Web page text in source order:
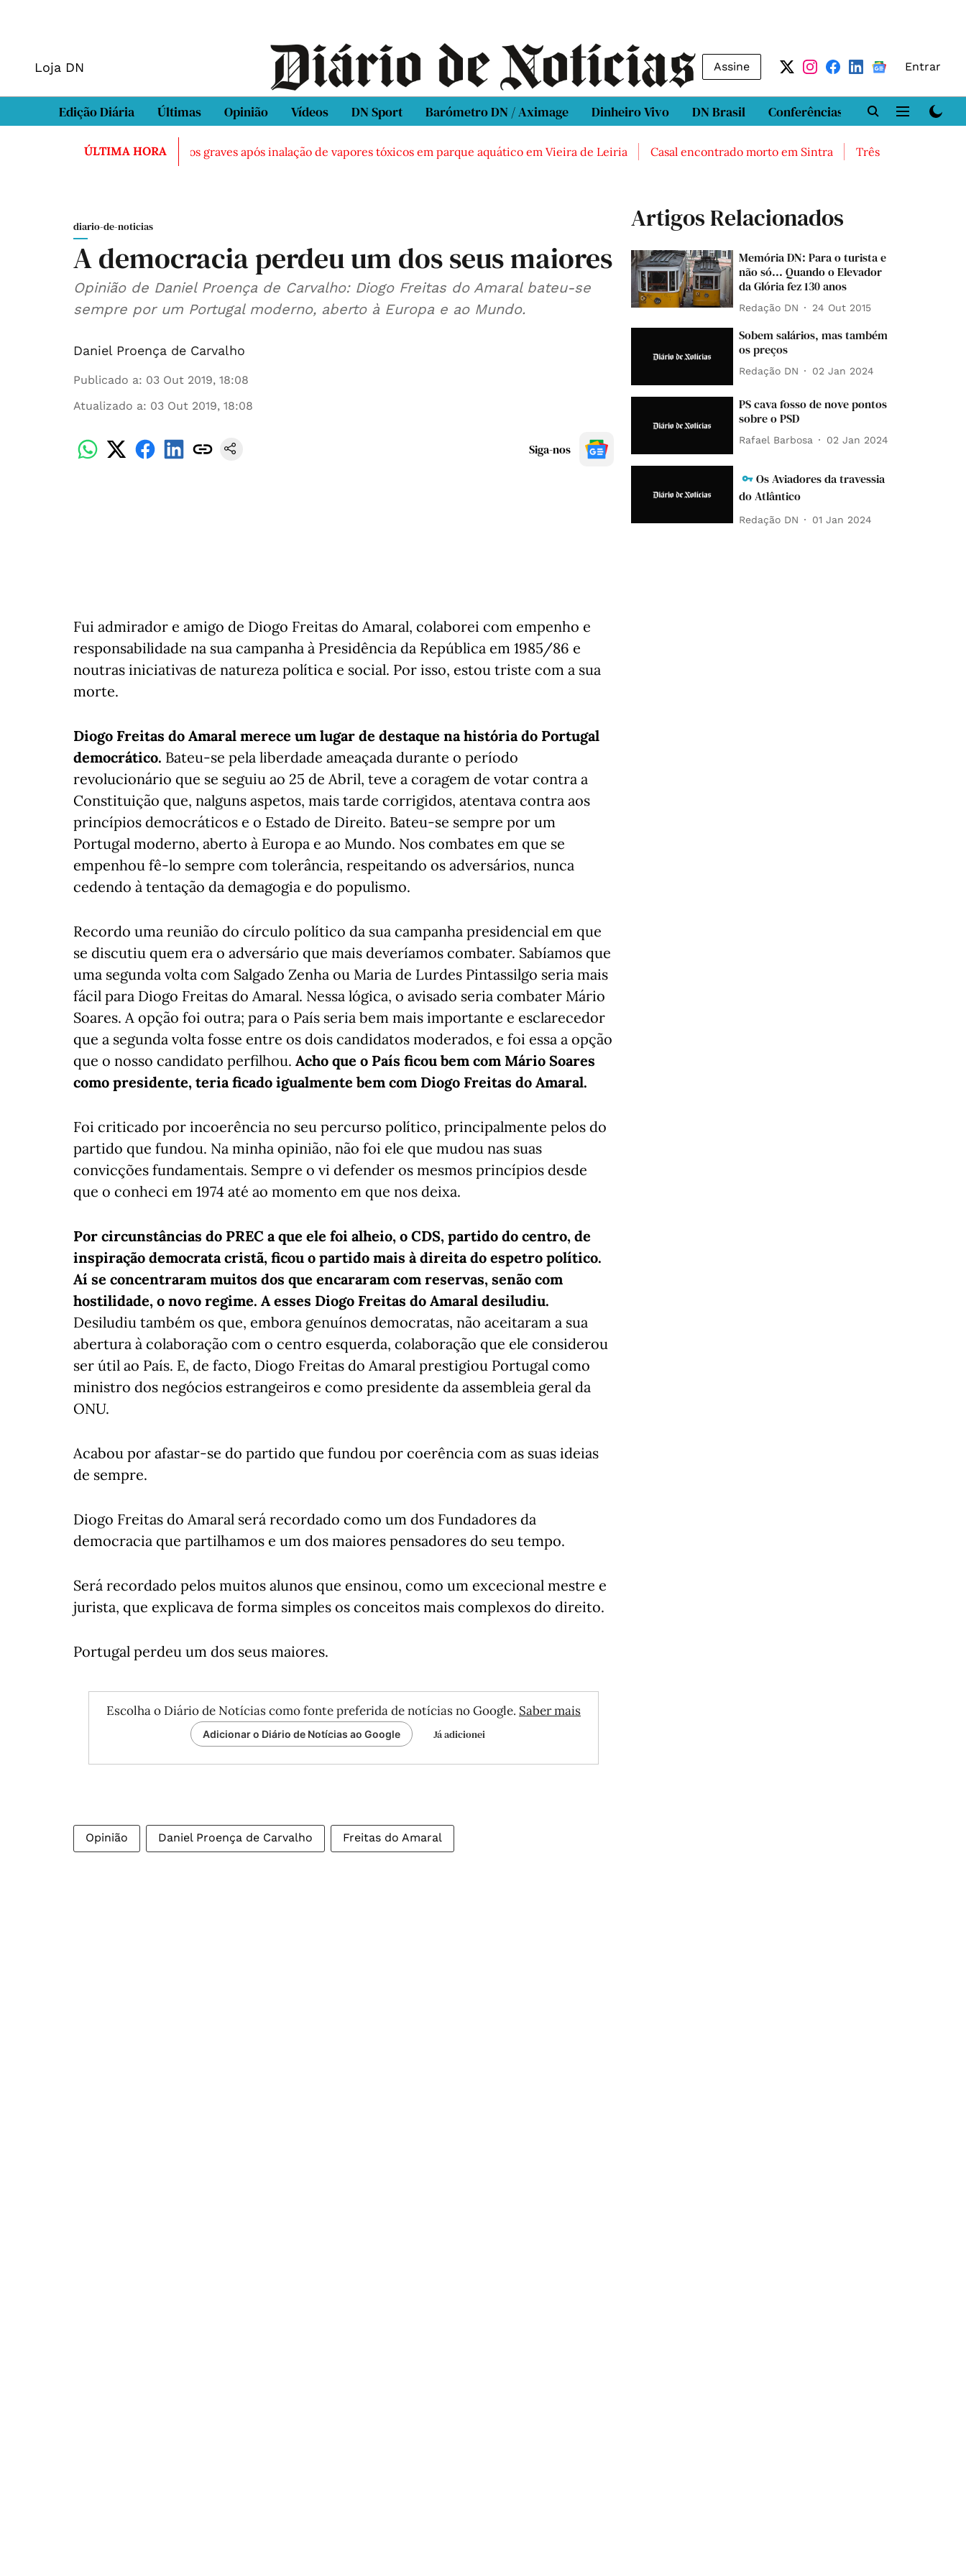
Loja DN Assine Entrar
Edição Diária Últimas Opinião Vídeos DN Sport Barómetro DN / Aximage Dinheiro Vivo DN Brasil Conferências DN LAB
ÚLTIMA HORA
em Sintra Três feridos graves após inalação de vapores tóxicos em parque aquático em Vieira de Leiria Casal encontrado morto em Sintra Três feridos graves após
diario-de-noticias
A democracia perdeu um dos seus maiores
Opinião de Daniel Proença de Carvalho: Diogo Freitas do Amaral bateu-se
sempre por um Portugal moderno, aberto à Europa e ao Mundo.
Daniel Proença de Carvalho
Publicado a: 03 Out 2019, 18:08
Atualizado a: 03 Out 2019, 18:08
Siga-nos
Fui admirador e amigo de Diogo Freitas do Amaral, colaborei com empenho e
responsabilidade na sua campanha à Presidência da República em 1985/86 e
noutras iniciativas de natureza política e social. Por isso, estou triste com a sua
morte.
Diogo Freitas do Amaral merece um lugar de destaque na história do Portugal
democrático. Bateu-se pela liberdade ameaçada durante o período
revolucionário que se seguiu ao 25 de Abril, teve a coragem de votar contra a
Constituição que, nalguns aspetos, mais tarde corrigidos, atentava contra aos
princípios democráticos e o Estado de Direito. Bateu-se sempre por um
Portugal moderno, aberto à Europa e ao Mundo. Nos combates em que se
empenhou fê-lo sempre com tolerância, respeitando os adversários, nunca
cedendo à tentação da demagogia e do populismo.
Recordo uma reunião do círculo político da sua campanha presidencial em que
se discutiu quem era o adversário que mais deveríamos combater. Sabíamos que
uma segunda volta com Salgado Zenha ou Maria de Lurdes Pintassilgo seria mais
fácil para Diogo Freitas do Amaral. Nessa lógica, o avisado seria combater Mário
Soares. A opção foi outra; para o País seria bem mais importante e esclarecedor
que a segunda volta fosse entre os dois candidatos moderados, e foi essa a opção
que o nosso candidato perfilhou. Acho que o País ficou bem com Mário Soares
como presidente, teria ficado igualmente bem com Diogo Freitas do Amaral.
Foi criticado por incoerência no seu percurso político, principalmente pelos do
partido que fundou. Na minha opinião, não foi ele que mudou nas suas
convicções fundamentais. Sempre o vi defender os mesmos princípios desde
que o conheci em 1974 até ao momento em que nos deixa.
Por circunstâncias do PREC a que ele foi alheio, o CDS, partido do centro, de
inspiração democrata cristã, ficou o partido mais à direita do espetro político.
Aí se concentraram muitos dos que encararam com reservas, senão com
hostilidade, o novo regime. A esses Diogo Freitas do Amaral desiludiu.
Desiludiu também os que, embora genuínos democratas, não aceitaram a sua
abertura à colaboração com o centro esquerda, colaboração que ele considerou
ser útil ao País. E, de facto, Diogo Freitas do Amaral prestigiou Portugal como
ministro dos negócios estrangeiros e como presidente da assembleia geral da
ONU.
Acabou por afastar-se do partido que fundou por coerência com as suas ideias
de sempre.
Diogo Freitas do Amaral será recordado como um dos Fundadores da
democracia que partilhamos e um dos maiores pensadores do seu tempo.
Será recordado pelos muitos alunos que ensinou, como um excecional mestre e
jurista, que explicava de forma simples os conceitos mais complexos do direito.
Portugal perdeu um dos seus maiores.
Escolha o Diário de Notícias como fonte preferida de notícias no Google. Saber mais
Adicionar o Diário de Notícias ao Google Já adicionei
Opinião Daniel Proença de Carvalho Freitas do Amaral
Artigos Relacionados
Memória DN: Para o turista e
não só... Quando o Elevador
da Glória fez 130 anos
Redação DN 24 Out 2015
Sobem salários, mas também
os preços
Redação DN 02 Jan 2024
PS cava fosso de nove pontos
sobre o PSD
Rafael Barbosa 02 Jan 2024
Os Aviadores da travessia
do Atlântico
Redação DN 01 Jan 2024